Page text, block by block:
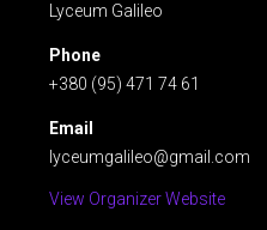
Lyceum Galileo
Phone
+380 (95) 471 74 61
Email
lyceumgalileo@gmail.com
View Organizer Website